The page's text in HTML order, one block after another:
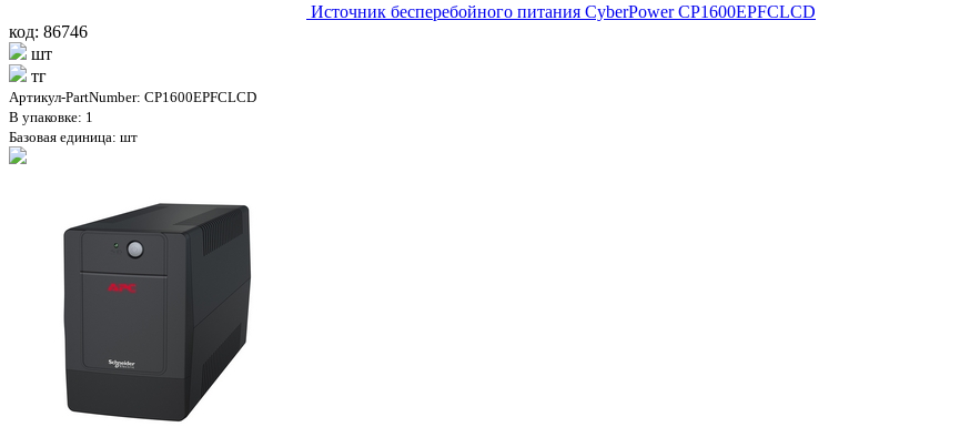
Источник бесперебойного питания CyberPower CP1600EPFCLCD
код: 86746
шт
тг
Артикул-PartNumber: CP1600EPFCLCD
В упаковке: 1
Базовая единица: шт